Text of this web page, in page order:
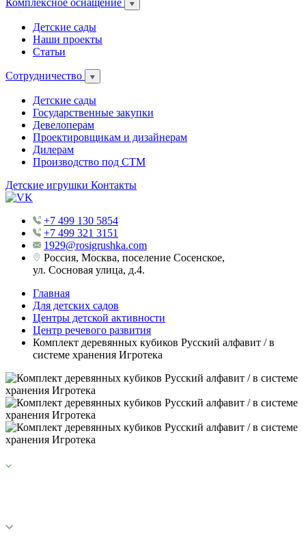
Комплексное оснащение
Детские сады
Наши проекты
Статьи
Сотрудничество
Детские сады
Государственные закупки
Девелоперам
Проектировщикам и дизайнерам
Дилерам
Производство под СТМ
Детские игрушки Контакты
+7 499 130 5854
+7 499 321 3151
1929@rosigrushka.com
Россия, Москва, поселение Сосенское,
ул. Сосновая улица, д.4.
Главная
Для детских садов
Центры детской активности
Центр речевого развития
Комплект деревянных кубиков Русский алфавит / в
системе хранения Игротека